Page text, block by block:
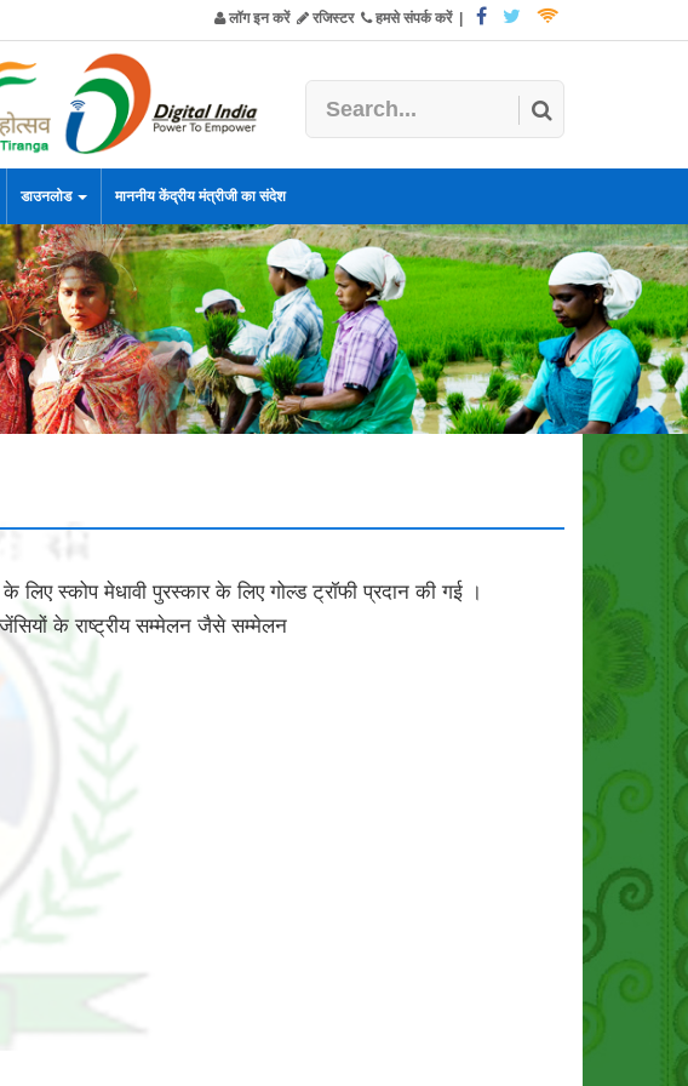
लॉग इन करें रजिस्टर हमसे संपर्क करें|
डाउनलोड माननीय केंद्रीय मंत्रीजी का संदेश
स्कोप मेधावी पुरस्कार के लिए गोल्ड ट्रॉफी प्रदान की गई ।
के राष्ट्रीय सम्मेलन जैसे सम्मेलन